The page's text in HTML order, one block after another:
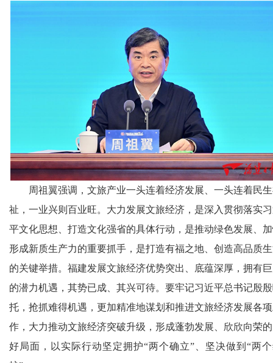
周祖翼强调，文旅产业一头连着经济发展、一头连着民
祉，一业兴则百业旺。大力发展文旅经济，是深入贯彻落实
平文化思想、打造文化强省的具体行动，是推动绿色发展、
形成新质生产力的重要抓手，是打造有福之地、创造高品质
的关键举措。福建发展文旅经济优势突出、底蕴深厚，拥有
的潜力机遇，其势已成、其兴可待。要牢记习近平总书记殷
托，抢抓难得机遇，更加精准地谋划和推进文旅经济发展各
作，大力推动文旅经济突破升级，形成蓬勃发展、欣欣向荣
好局面，以实际行动坚定拥护“两个确立”、坚决做到“两